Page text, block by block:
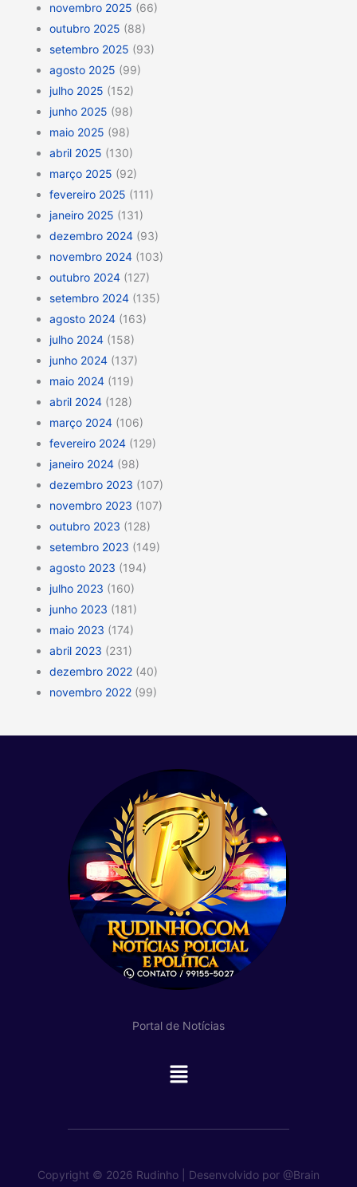
novembro 2025 (66)
outubro 2025 (88)
setembro 2025 (93)
agosto 2025 (99)
julho 2025 (152)
junho 2025 (98)
maio 2025 (98)
abril 2025 (130)
março 2025 (92)
fevereiro 2025 (111)
janeiro 2025 (131)
dezembro 2024 (93)
novembro 2024 (103)
outubro 2024 (127)
setembro 2024 (135)
agosto 2024 (163)
julho 2024 (158)
junho 2024 (137)
maio 2024 (119)
abril 2024 (128)
março 2024 (106)
fevereiro 2024 (129)
janeiro 2024 (98)
dezembro 2023 (107)
novembro 2023 (107)
outubro 2023 (128)
setembro 2023 (149)
agosto 2023 (194)
julho 2023 (160)
junho 2023 (181)
maio 2023 (174)
abril 2023 (231)
dezembro 2022 (40)
novembro 2022 (99)
Portal de Notícias
Main
Copyright © 2026 Rudinho | Desenvolvido por @Brain